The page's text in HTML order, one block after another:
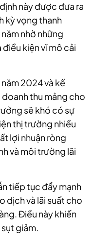
này được đưa ra
kỳ vọng thanh
nhờ những
kiện vĩ mô cải
2024 và kế
thu mảng cho
sẽ khó có sự
thị trường nhiều
lợi nhuận ròng
và môi trường lãi
tiếp tục đẩy mạnh
dịch và lãi suất cho
Điều này khiến
giảm.